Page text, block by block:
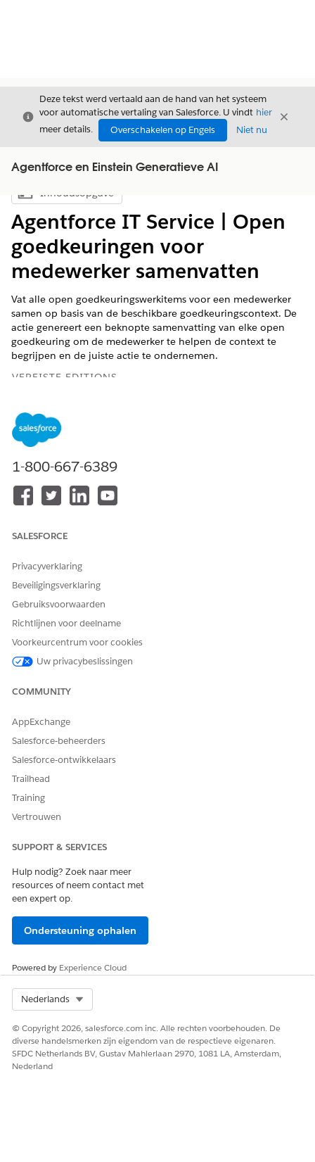
Sluiten
Deze tekst werd vertaald aan de hand van het systeem
voor automatische vertaling van Salesforce. U vindt hier
meer details.
Overschakelen op Engels Niet nu
Sluiten
Agentforce en Einstein Generatieve AI
Inhoudsopgave weergeven
Inhoudsopgave
Agentforce IT Service | Open
goedkeuringen voor
medewerker samenvatten
Vat alle open goedkeuringswerkitems voor een medewerker
samen op basis van de beschikbare goedkeuringscontext. De
actie genereert een beknopte samenvatting van elke open
goedkeuring om de medewerker te helpen de context te
begrijpen en de juiste actie te ondernemen.
VEREISTE EDITIONS
Beschikbaar in: Lightning Experience
Beschikbaar in:
uitbreidingslicentie AI Agents for Employees.
GEBRUIKERSMACHTIGINGE
N
ZieGemeenschappelijke gebruikerstoegang voor
standaardagentacties
Actiedetails
API-naam
Type verwijzingsactie
Verwijzingsactie
aanwijzingssjablonen uit?
HEEFT DIT ARTIKEL UW PROBLEEM OPGELOST?
Laat ons weten wat we kunnen doen om te verbeteren!
1-800-667-6389
SALESFORCE
Privacyverklaring
Beveiligingsverklaring
Gebruiksvoorwaarden
Richtlijnen voor deelname
Voorkeurcentrum voor cookies
Uw privacybeslissingen
COMMUNITY
AppExchange
Salesforce-beheerders
Salesforce-ontwikkelaars
Trailhead
Training
Vertrouwen
SUPPORT & SERVICES
Hulp nodig? Zoek naar meer
resources of neem contact met
een expert op.
Ondersteuning ophalen
Powered by Experience Cloud
Nederlands
© Copyright 2026, salesforce.com inc. Alle rechten voorbehouden. De
diverse handelsmerken zijn eigendom van de respectieve eigenaren.
SFDC Netherlands BV, Gustav Mahlerlaan 2970, 1081 LA, Amsterdam,
Nederland